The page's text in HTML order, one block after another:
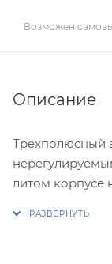
Возможен
Описание
Трехполюсный
литом корпусе